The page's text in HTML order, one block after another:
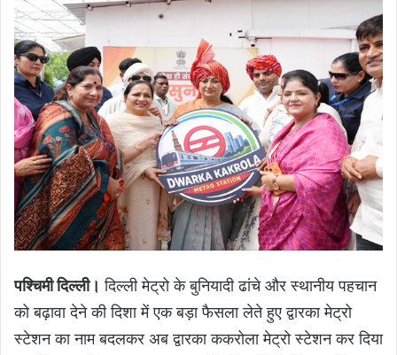
पश्चिमी दिल्ली। दिल्ली मेट्रो के बुनियादी ढांचे और स्थानीय पहचान
को बढ़ावा देने की दिशा में एक बड़ा फैसला लेते हुए द्वारका मेट्रो
स्टेशन का नाम बदलकर अब द्वारका ककरोला मेट्रो स्टेशन कर दिया